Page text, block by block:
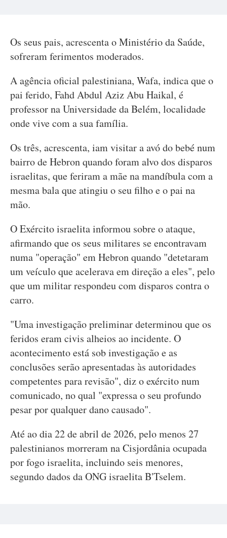
Os seus pais, acrescenta o Ministério da Saúde,
sofreram ferimentos moderados.
A agência oficial palestiniana, Wafa, indica que o
pai ferido, Fahd Abdul Aziz Abu Haikal, é
professor na Universidade da Belém, localidade
onde vive com a sua família.
Os três, acrescenta, iam visitar a avó do bebé num
bairro de Hebron quando foram alvo dos disparos
israelitas, que feriram a mãe na mandíbula com a
mesma bala que atingiu o seu filho e o pai na
mão.
O Exército israelita informou sobre o ataque,
afirmando que os seus militares se encontravam
numa "operação" em Hebron quando "detetaram
um veículo que acelerava em direção a eles", pelo
que um militar respondeu com disparos contra o
carro.
"Uma investigação preliminar determinou que os
feridos eram civis alheios ao incidente. O
acontecimento está sob investigação e as
conclusões serão apresentadas às autoridades
competentes para revisão", diz o exército num
comunicado, no qual "expressa o seu profundo
pesar por qualquer dano causado".
Até ao dia 22 de abril de 2026, pelo menos 27
palestinianos morreram na Cisjordânia ocupada
por fogo israelita, incluindo seis menores,
segundo dados da ONG israelita B'Tselem.